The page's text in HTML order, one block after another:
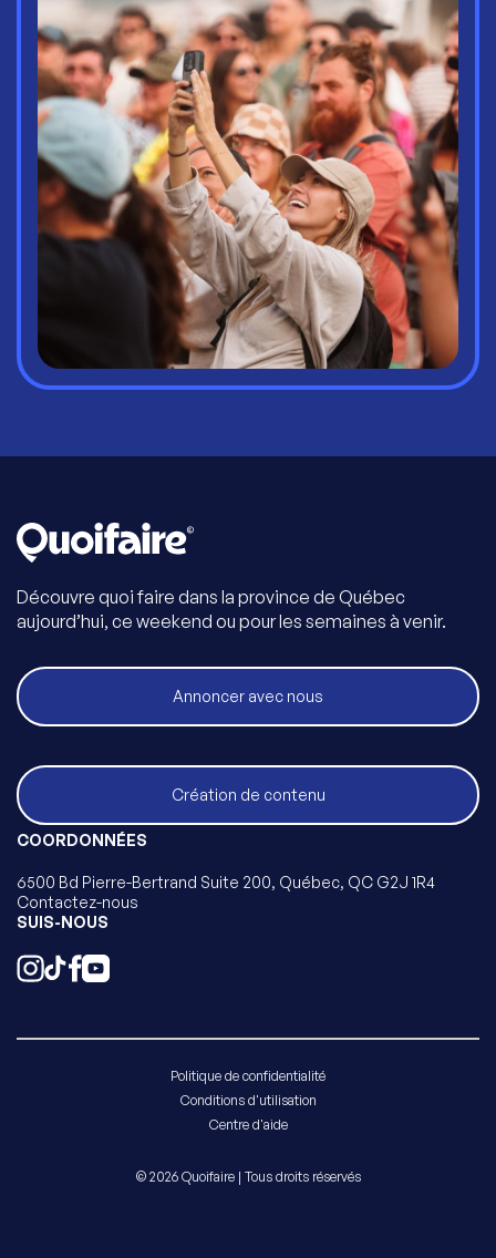
Découvre quoi faire dans la province de Québec
aujourd’hui, ce weekend ou pour les semaines à venir.
Annoncer avec nous
Création de contenu
COORDONNÉES
6500 Bd Pierre-Bertrand Suite 200, Québec, QC G2J 1R4
Contactez-nous
SUIS-NOUS
Politique de confidentialité
Conditions d'utilisation
Centre d'aide
© 2026 Quoifaire | Tous droits réservés